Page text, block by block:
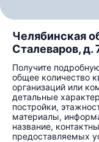
Челябинская
Сталеваров, д.
Получите
общее количество
организаций или
детальные
постройки,
материалы,
название,
предоставляемых